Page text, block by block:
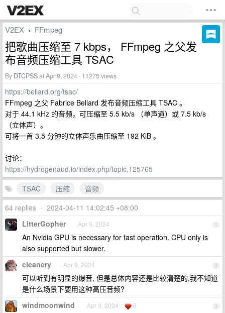
V2EX › FFmpeg
把歌曲压缩至 7 kbps， FFmpeg 之父发
布音频压缩工具 TSAC
By DTCPSSat Apr 9, 2024 · 11275 views
https://bellard.org/tsac/
FFmpeg 之父 Fabrice Bellard 发布音频压缩工具 TSAC 。
对于 44.1 kHz 的音频，可压缩至 5.5 kb/s （单声道）或 7.5 kb/s
（立体声）。
可将一首 3.5 分钟的立体声乐曲压缩至 192 KiB 。
讨论：
https://hydrogenaud.io/index.php/topic,125765
TSAC
压缩
音频
64 replies • 2024-04-11 14:02:45 +08:00
1
LitterGopher Apr 9, 2024
An Nvidia GPU is necessary for fast operation. CPU only is
also supported but slower.
2
cleanery Apr 9, 2024
可以听到有明显的爆音, 但是总体内容还是比较清楚的,我不知道
是什么场景下要用这种高压音频?
3
windmoonwind Apr 9, 2024 6